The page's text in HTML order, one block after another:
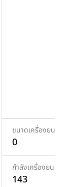
ขนาดเครื่องยนต์
0
กำลังเครื่องยนต์ (แ
143